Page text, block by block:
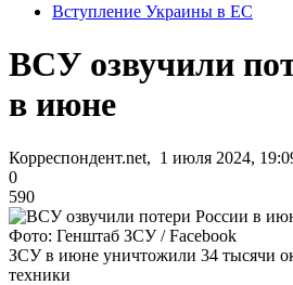
Вступление Украины в ЕС
ВСУ озвучили
в июне
Корреспондент.net, 1 июля 2024,
0
590
Фото: Генштаб ЗСУ / Facebook
ЗСУ в июне уничтожили 34 тысячи
техники